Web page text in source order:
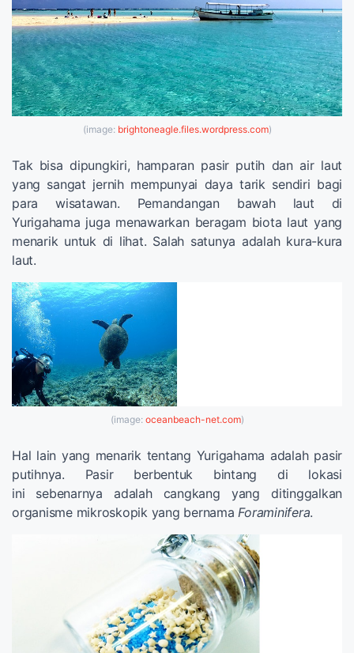
(image: brightoneagle.files.wordpress.com)
Tak bisa dipungkiri, hamparan pasir putih dan air laut
yang sangat jernih mempunyai daya tarik sendiri bagi
para wisatawan. Pemandangan bawah laut di
Yurigahama juga menawarkan beragam biota laut yang
menarik untuk di lihat. Salah satunya adalah kura-kura
laut.
(image: oceanbeach-net.com)
Hal lain yang menarik tentang Yurigahama adalah pasir
putihnya. Pasir berbentuk bintang di lokasi
ini sebenarnya adalah cangkang yang ditinggalkan
organisme mikroskopik yang bernama Foraminifera.